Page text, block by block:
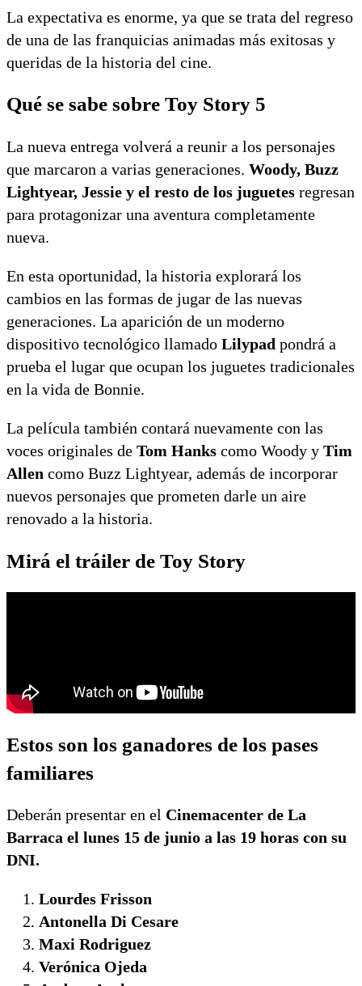
La expectativa es enorme, ya que se trata del regreso
de una de las franquicias animadas más exitosas y
queridas de la historia del cine.
Qué se sabe sobre Toy Story 5
La nueva entrega volverá a reunir a los personajes
que marcaron a varias generaciones. Woody, Buzz
Lightyear, Jessie y el resto de los juguetes regresan
para protagonizar una aventura completamente
nueva.
En esta oportunidad, la historia explorará los
cambios en las formas de jugar de las nuevas
generaciones. La aparición de un moderno
dispositivo tecnológico llamado Lilypad pondrá a
prueba el lugar que ocupan los juguetes tradicionales
en la vida de Bonnie.
La película también contará nuevamente con las
voces originales de Tom Hanks como Woody y Tim
Allen como Buzz Lightyear, además de incorporar
nuevos personajes que prometen darle un aire
renovado a la historia.
Mirá el tráiler de Toy Story
Estos son los ganadores de los pases
familiares
Deberán presentar en el Cinemacenter de La
Barraca el lunes 15 de junio a las 19 horas con su
DNI.
Lourdes Frisson
Antonella Di Cesare
Maxi Rodriguez
Verónica Ojeda